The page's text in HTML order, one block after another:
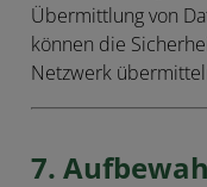
Übermittlung von
können die
Netzwerk
7.